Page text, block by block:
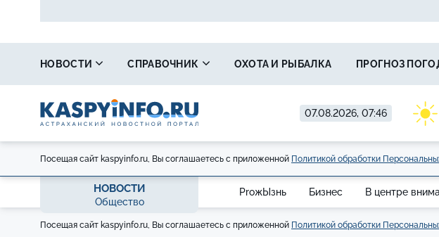
07.08.2026, 07:46
НОВОСТИ СПРАВОЧНИК ОХОТА И РЫБАЛКА ПРОГНОЗ
Посещая сайт kaspyinfo.ru, Вы соглашаетесь с приложенной Политикой обработки
НОВОСТИ
Общество
ProжЫзнь Бизнес В центре
Посещая сайт kaspyinfo.ru, Вы соглашаетесь с приложенной Политикой обработки